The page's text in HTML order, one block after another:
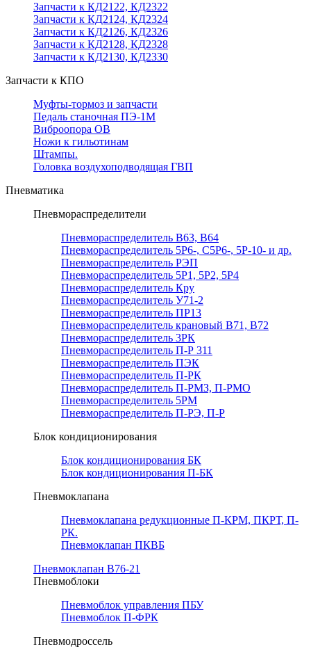
Запчасти к КД2122, КД2322
Запчасти к КД2124, КД2324
Запчасти к КД2126, КД2326
Запчасти к КД2128, КД2328
Запчасти к КД2130, КД2330
Запчасти к КПО
Муфты-тормоз и запчасти
Педаль станочная ПЭ-1М
Виброопора ОВ
Ножи к гильотинам
Штампы.
Головка воздухоподводящая ГВП
Пневматика
Пневмораспределители
Пневмораспределитель В63, В64
Пневмораспределитель 5Р6-, С5Р6-, 5Р-10- и др.
Пневмораспределитель РЭП
Пневмораспределитель 5Р1, 5Р2, 5Р4
Пневмораспределитель Кру
Пневмораспределитель У71-2
Пневмораспределитель ПР13
Пневмораспределитель крановый В71, В72
Пневмораспределитель 3РК
Пневмораспределитель П-Р 311
Пневмораспределитель ПЭК
Пневмораспределитель П-РК
Пневмораспределитель П-РМЗ, П-РМО
Пневмораспределитель 5РМ
Пневмораспределитель П-РЭ, П-Р
Блок кондиционирования
Блок кондиционирования БК
Блок кондиционирования П-БК
Пневмоклапана
Пневмоклапана редукционные П-КРМ, ПКРТ, П-
РК.
Пневмоклапан ПКВБ
Пневмоклапан В76-21
Пневмоблоки
Пневмоблок управления ПБУ
Пневмоблок П-ФРК
Пневмодроссель